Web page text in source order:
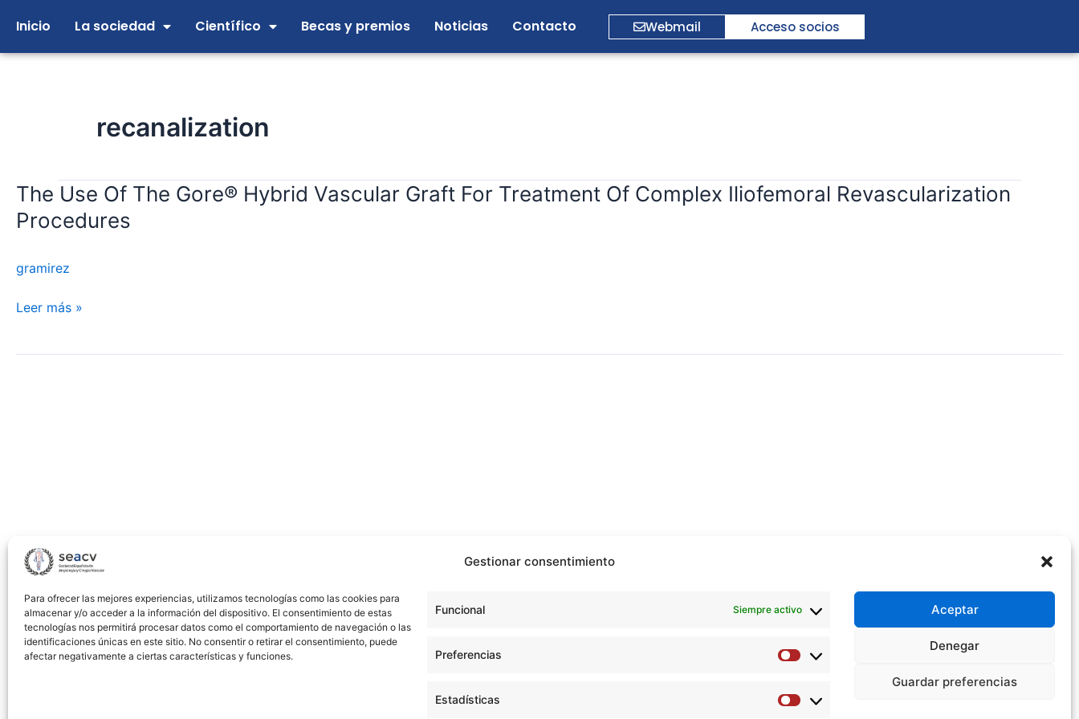
Gestionar consentimiento
Para ofrecer las mejores experiencias, utilizamos tecnologías como las cookies para
almacenar y/o acceder a la información del dispositivo. El consentimiento de estas
tecnologías nos permitirá procesar datos como el comportamiento de navegación o las
identificaciones únicas en este sitio. No consentir o retirar el consentimiento, puede
afectar negativamente a ciertas características y funciones.
Funcional Siempre activo
Preferencias
Preferencias
Estadísticas
Estadísticas
Aceptar
Denegar
Guardar preferencias
contenido
Inicio La sociedad Científico Becas y premios Noticias Contacto Webmail Acceso socios
recanalization
The Use Of The Gore® Hybrid Vascular Graft For Treatment Of Complex Iliofemoral Revascularization
Procedures
gramirez
The
Use
Of
Gore®
Vascular
For
Leer más »